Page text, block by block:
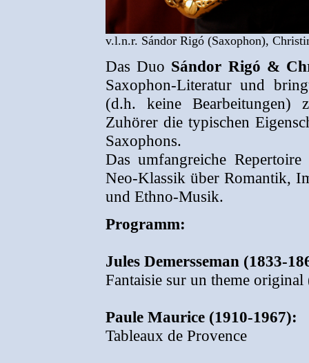
v.l.n.r. Sándor Rigó (Saxophon),
Das Duo Sándor Rigó &
Saxophon-Literatur und
(d.h. keine
Zuhörer die typischen
Saxophons.
Das umfangreiche
Neo-Klassik über Romantik,
und Ethno-Musik.
Programm:
Jules Demersseman (1833-
Fantaisie sur un theme
Paule Maurice (1910-1967):
Tableaux de Provence